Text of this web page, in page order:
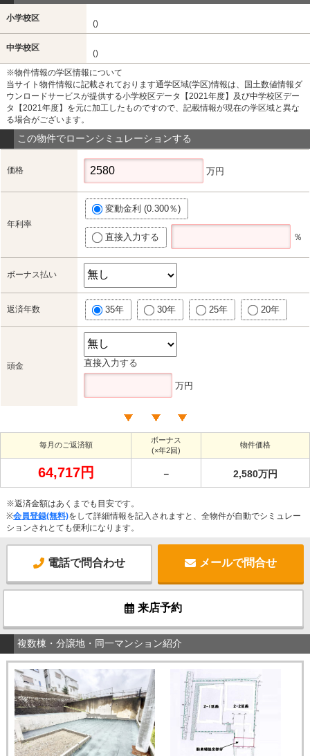
小学校区
()
中学校区
()
※物件情報の学区情報について
当サイト物件情報に記載されております通学区域(学区)情報は、国土数値情報ダ
ウンロードサービスが提供する小学校区データ【2021年度】及び中学校区デー
タ【2021年度】を元に加工したものですので、記載情報が現在の学区域と異な
る場合がございます。
この物件でローンシミュレーションする
価格 万円
年利率
変動金利 (0.300％)
直接入力する ％
ボーナス払い
返済年数 35年 30年 25年 20年
頭金 直接入力する
万円
毎月のご返済額
ボーナス
(×年2回)
物件価格
64,717円 － 2,580万円
※返済金額はあくまでも目安です。
※会員登録(無料)をして詳細情報を記入されますと、全物件が自動でシミュレー
ションされとても便利になります。
電話で問合わせ メールで問合せ
来店予約
複数棟・分譲地・同一マンション紹介